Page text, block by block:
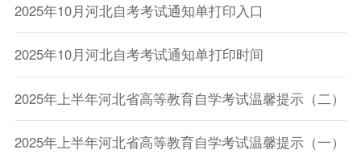
2025年10月河北自考考试通知单打印入口
2025年10月河北自考考试通知单打印时间
2025年上半年河北省高等教育自学考试温馨提示（二）
2025年上半年河北省高等教育自学考试温馨提示（一）